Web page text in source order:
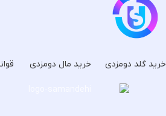
خرید گلد دومزدی خرید مال دومزدی